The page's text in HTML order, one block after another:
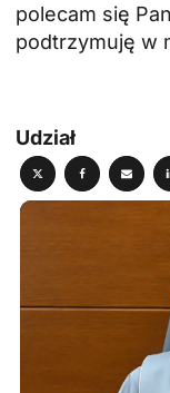
polecam się
podtrzymuję w
Udział